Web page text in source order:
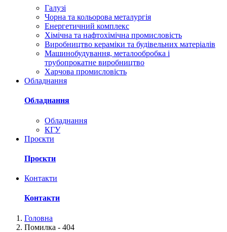
Галузі
Чорна та кольорова металургія
Енергетичний комплекс
Хімічна та нафтохімічна промисловість
Виробництво кераміки та будівельних матеріалів
Машинобудування, металообробка і
трубопрокатне виробництво
Харчова промисловість
Обладнання
Обладнання
Обладнання
КГУ
Проєкти
Проєкти
Контакти
Контакти
Головна
Помилка - 404